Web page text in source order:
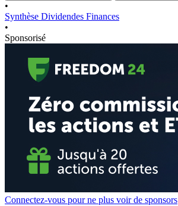
•
Synthèse Dividendes Finances
•
Sponsorisé
Connectez-vous pour ne plus voir de sponsors